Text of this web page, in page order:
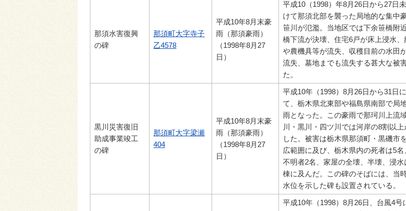
那須水害復興
の碑
那須町大字寺子
乙4578
平成10年8月末豪
雨（那須豪雨）
（1998年8月27
日）
平成10（1998）年8月26日から27日
けて那須北部を襲った局地的な集中
笹川が氾濫。当地区では下余笹橋附近
橋下流が決壊、住宅6戸が床上浸水、
や農機具等が流失、収穫目前の水田
流失、墓地までも流失する甚大な被
た。
黒川災害復旧
助成事業竣工
の碑
那須町大字梁瀬
404
平成10年8月末豪
雨（那須豪雨）
（1998年8月27
日）
平成10年（1998）8月26日から31日
て、栃木県北東部や福島県南部で局
雨となった。この豪雨で那珂川上流
川・黒川・四ツ川では河岸の8割以上
した。被害は栃木県那須町・黒磯市
広範囲に及び、栃木県内の死者は5名
不明者2名、家屋の全壊、半壊、浸水
棟に及んだ。この碑のそばには、当
水位を示した碑も設置されている。
平成10年（1998）8月26日、台風4号